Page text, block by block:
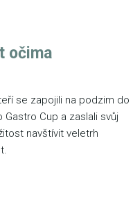
očima
se zapojili na podzim do
Cup a zaslali svůj
navštívit veletrh